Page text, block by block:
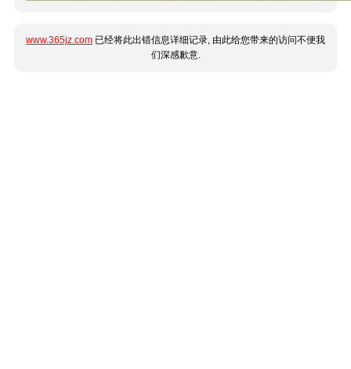
www.365jz.com 已经将此出错信息详细记录, 由此给您带来的访问不便我
们深感歉意.